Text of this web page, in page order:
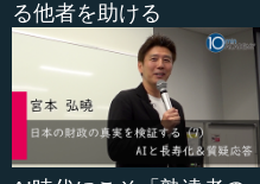
る他者を助ける